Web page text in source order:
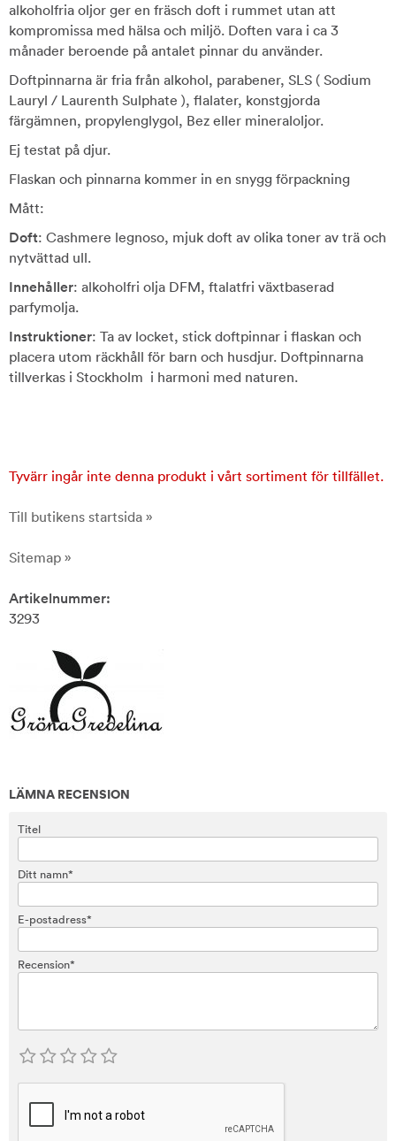
alkoholfria oljor ger en fräsch doft i rummet utan att
kompromissa med hälsa och miljö. Doften vara i ca 3
månader beroende på antalet pinnar du använder.
Doftpinnarna är fria från alkohol, parabener, SLS ( Sodium
Lauryl / Laurenth Sulphate ), flalater, konstgjorda
färgämnen, propylenglygol, Bez eller mineraloljor.
Ej testat på djur.
Flaskan och pinnarna kommer in en snygg förpackning
Mått:
Doft: Cashmere legnoso, mjuk doft av olika toner av trä och
nytvättad ull.
Innehåller: alkoholfri olja DFM, ftalatfri växtbaserad
parfymolja.
Instruktioner: Ta av locket, stick doftpinnar i flaskan och
placera utom räckhåll för barn och husdjur. Doftpinnarna
tillverkas i Stockholm i harmoni med naturen.
Tyvärr ingår inte denna produkt i vårt sortiment för tillfället.
Till butikens startsida »
Sitemap »
Artikelnummer:
3293
LÄMNA RECENSION
Titel
Ditt namn*
E-postadress*
Recension*